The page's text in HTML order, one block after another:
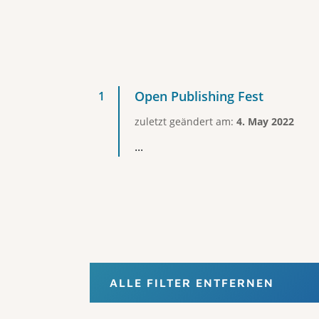
Open Publishing Fest
zuletzt geändert am: 4. May 2022
...
ALLE FILTER ENTFERNEN